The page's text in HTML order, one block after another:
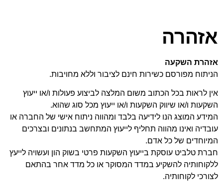
אזהרה
אזהרת השקעה
הניתוח מפורסם כשירות חינם לציבור וללא מחויבות.
אין לראות בכל הכתוב משום המלצה לביצוע פעולות ו/או ייעוץ
השקעות ו/או שיווק השקעות ו/או ייעוץ מכל סוג שהוא.
המידע המוצג הנו לידיעה בלבד ומהווה ניתוח אישי של החברה או
עובדיה ואינו מהווה תחליף לייעוץ המתחשב בנתונים ובצרכים
המיוחדים של כל אדם.
חברת טלביט עוסקת בייעוץ השקעות פרטי בשוק הון ועשויה לייעץ
ללקוחותיה להשקיע במדד המסוקר או כל מדד אחר בהתאם
לצורכי לקוחותיה.